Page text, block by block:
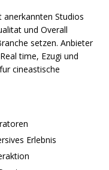
Studios
und Overall
setzen. Anbieter
time, Ezugi und
cineastische
Erlebnis